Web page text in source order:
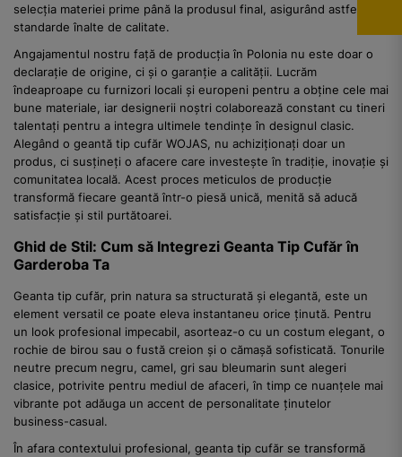
selecția materiei prime până la produsul final, asigurând astfel
standarde înalte de calitate.
Angajamentul nostru față de producția în Polonia nu este doar o
declarație de origine, ci și o garanție a calității. Lucrăm
îndeaproape cu furnizori locali și europeni pentru a obține cele mai
bune materiale, iar designerii noștri colaborează constant cu tineri
talentați pentru a integra ultimele tendințe în designul clasic.
Alegând o geantă tip cufăr WOJAS, nu achiziționați doar un
produs, ci susțineți o afacere care investește în tradiție, inovație și
comunitatea locală. Acest proces meticulos de producție
transformă fiecare geantă într-o piesă unică, menită să aducă
satisfacție și stil purtătoarei.
Ghid de Stil: Cum să Integrezi Geanta Tip Cufăr în
Garderoba Ta
Geanta tip cufăr, prin natura sa structurată și elegantă, este un
element versatil ce poate eleva instantaneu orice ținută. Pentru
un look profesional impecabil, asorteaz-o cu un costum elegant, o
rochie de birou sau o fustă creion și o cămașă sofisticată. Tonurile
neutre precum negru, camel, gri sau bleumarin sunt alegeri
clasice, potrivite pentru mediul de afaceri, în timp ce nuanțele mai
vibrante pot adăuga un accent de personalitate ținutelor
business-casual.
În afara contextului profesional, geanta tip cufăr se transformă